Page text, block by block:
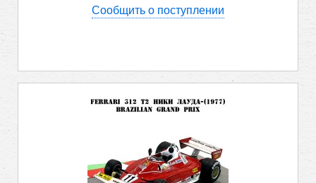
Сообщить о поступлении